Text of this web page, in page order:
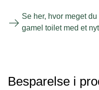
Se her, hvor meget
gamel toilet med et nyt
Besparelse i